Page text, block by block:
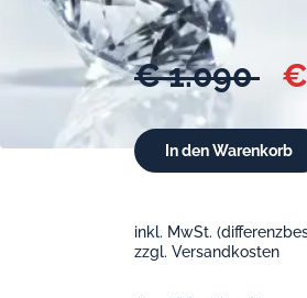
€ 1.090
inkl. MwSt.
zzgl. Versandkosten